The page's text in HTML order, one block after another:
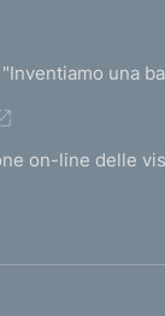
una
on-line delle